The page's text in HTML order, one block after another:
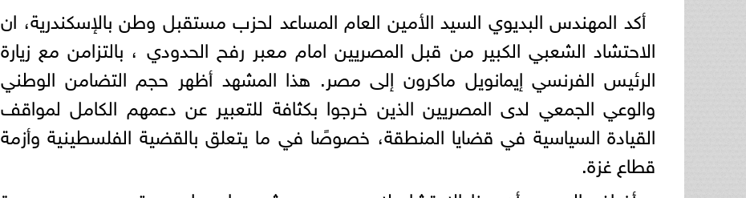
أكد المهندس البديوي السيد الأمين العام المساعد لحزب مستقبل وطن بالإسكندرية، ان
الاحتشاد الشعبي الكبير من قبل المصريين امام معبر رفح الحدودي ، بالتزامن مع زيارة
الرئيس الفرنسي إيمانويل ماكرون إلى مصر. هذا المشهد أظهر حجم التضامن الوطني
والوعي الجمعي لدى المصريين الذين خرجوا بكثافة للتعبير عن دعمهم الكامل لمواقف
القيادة السياسية في قضايا المنطقة، خصوصًا في ما يتعلق بالقضية الفلسطينية وأزمة
قطاع غزة.